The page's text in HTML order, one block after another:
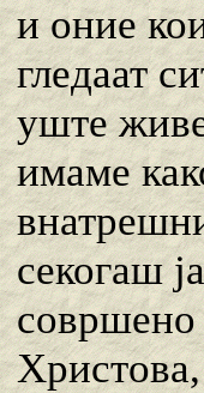
и оние
гледаат
уште
имаме
секогаш
совршено